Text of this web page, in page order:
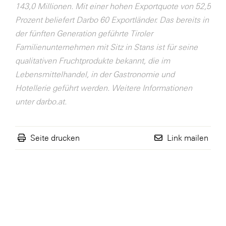
WKS Fachgruppe Finanzdienstleister
WK UBIT
Media
143,0 Millionen. Mit einer hohen Exportquote von 52,5
Prozent beliefert Darbo 60 Exportländer. Das bereits in
der fünften Generation geführte Tiroler
Familienunternehmen mit Sitz in Stans ist für seine
qualitativen Fruchtprodukte bekannt, die im
Lebensmittelhandel, in der Gastronomie und
Hotellerie geführt werden. Weitere Informationen
unter darbo.at.
Seite drucken Link mailen